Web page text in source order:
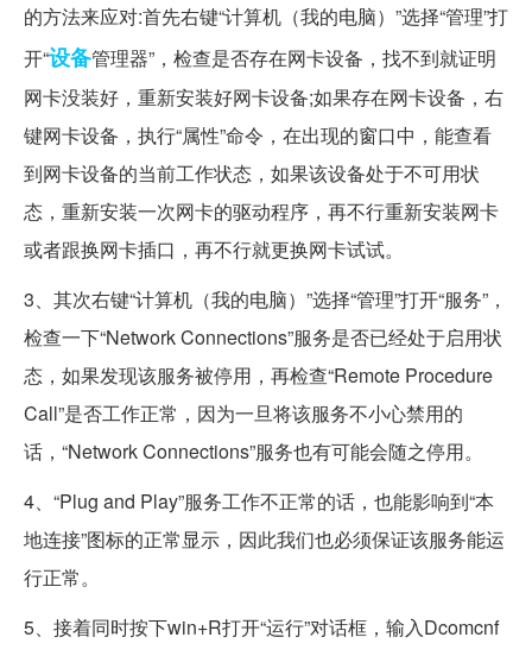
的方法来应对:首先右键“计算机（我的电脑）”选择“管理”打
开“设备管理器”，检查是否存在网卡设备，找不到就证明
网卡没装好，重新安装好网卡设备;如果存在网卡设备，右
键网卡设备，执行“属性”命令，在出现的窗口中，能查看
到网卡设备的当前工作状态，如果该设备处于不可用状
态，重新安装一次网卡的驱动程序，再不行重新安装网卡
或者跟换网卡插口，再不行就更换网卡试试。
3、其次右键“计算机（我的电脑）”选择“管理”打开“服务”，
检查一下“Network Connections”服务是否已经处于启用状
态，如果发现该服务被停用，再检查“Remote Procedure
Call”是否工作正常，因为一旦将该服务不小心禁用的
话，“Network Connections”服务也有可能会随之停用。
4、“Plug and Play”服务工作不正常的话，也能影响到“本
地连接”图标的正常显示，因此我们也必须保证该服务能运
行正常。
5、接着同时按下win+R打开“运行”对话框，输入Dcomcnf